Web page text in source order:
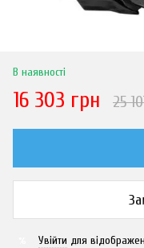
В наявності
16 303 грн 25
Увійти для